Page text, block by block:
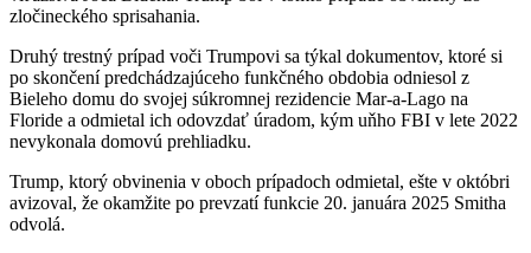
zločineckého sprisahania.
Druhý trestný prípad voči Trumpovi sa týkal dokumentov, ktoré si
po skončení predchádzajúceho funkčného obdobia odniesol z
Bieleho domu do svojej súkromnej rezidencie Mar-a-Lago na
Floride a odmietal ich odovzdať úradom, kým uňho FBI v lete 2022
nevykonala domovú prehliadku.
Trump, ktorý obvinenia v oboch prípadoch odmietal, ešte v októbri
avizoval, že okamžite po prevzatí funkcie 20. januára 2025 Smitha
odvolá.